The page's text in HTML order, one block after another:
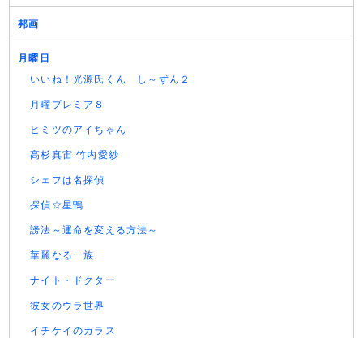
邦画
月曜日
いいね！光源氏くん し～ずん２
月曜プレミア８
ヒミツのアイちゃん
高杉真宙 竹内愛紗
シェフは名探偵
探偵☆星鴨
謗法～運命を変える方法～
華麗なる一族
ナイト・ドクター
彼女のウラ世界
イチケイのカラス